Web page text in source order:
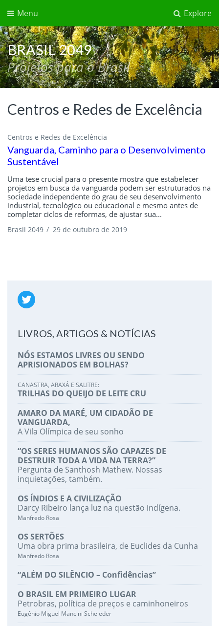
Explore
Menu
BRASIL 2049
Projetos para o Brasil
Centros e Redes de Excelência
Centros e Redes de Excelência
Vanguarda, Caminho para o Desenvolvimento
Sustentável
Uma tese crucial para o presente mostra que estabelecer
projetos em busca da vanguarda podem ser estruturados na
sociedade independente do grau de seu desenvolvimento
industrial, tecnológico ou educacional e mesmo antes de
completar ciclos de reformas, de ajustar sua...
Brasil 2049 / 29 de outubro de 2019
LIVROS, ARTIGOS & NOTÍCIAS
NÓS ESTAMOS LIVRES OU SENDO
APRISIONADOS EM BOLHAS?
CANASTRA, ARAXÁ E SALITRE:
TRILHAS DO QUEIJO DE LEITE CRU
AMARO DA MARÉ, UM CIDADÃO DE
VANGUARDA,
A Vila Olímpica de seu sonho
“OS SERES HUMANOS SÃO CAPAZES DE
DESTRUIR TODA A VIDA NA TERRA?”
Pergunta de Santhosh Mathew. Nossas
inquietações, também.
OS ÍNDIOS E A CIVILIZAÇÃO
Darcy Ribeiro lança luz na questão indígena.
Manfredo Rosa
OS SERTÕES
Uma obra prima brasileira, de Euclides da Cunha
Manfredo Rosa
“ALÉM DO SILÊNCIO – Confidências”
O BRASIL EM PRIMEIRO LUGAR
Petrobras, política de preços e caminhoneiros
Eugênio Miguel Mancini Scheleder